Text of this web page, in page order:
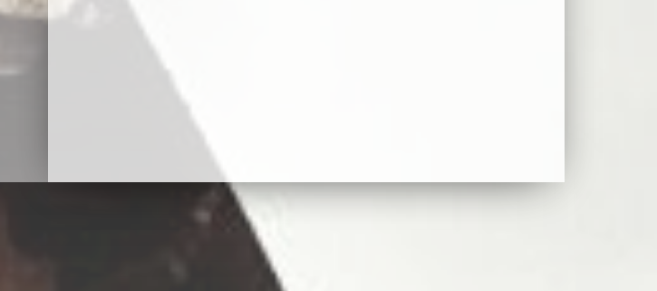
Toma de contacto:
documentos pertinentes para realizar la tasación